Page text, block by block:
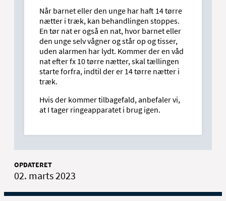
Når barnet eller den unge har haft 14 tørre
nætter i træk, kan behandlingen stoppes.
En tør nat er også en nat, hvor barnet eller
den unge selv vågner og står op og tisser,
uden alarmen har lydt. Kommer der en våd
nat efter fx 10 tørre nætter, skal tællingen
starte forfra, indtil der er 14 tørre nætter i
træk.
Hvis der kommer tilbagefald, anbefaler vi,
at I tager ringeapparatet i brug igen.
OPDATERET
02. marts 2023